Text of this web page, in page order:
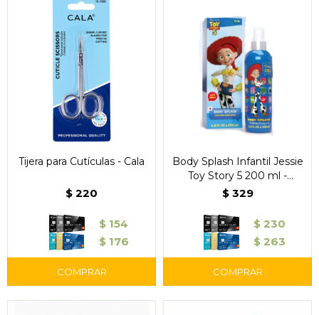
Tijera para Cutículas - Cala
$ 220
$ 154
$ 176
Body Splash Infantil Jessie
Toy Story 5 200 ml -
Disney
$ 329
$ 230
$ 263